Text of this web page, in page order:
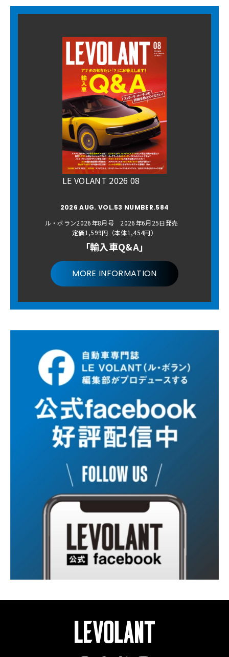
LE VOLANT 2026 08
2026 AUG. VOL.53 NUMBER.584
ル・ボラン2026年8月号 2026年6月25日発売
定価1,599円（本体1,454円）
「輸入車Q&A」
MORE INFORMATION